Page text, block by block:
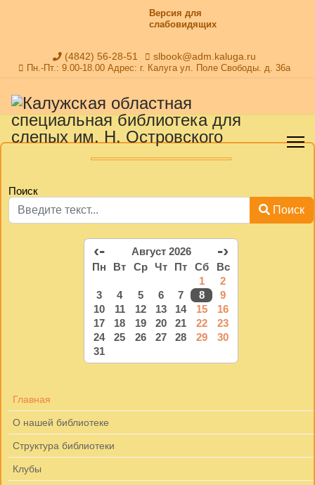
Версия для
слабовидящих
(4842) 56-28-51 slbook@adm.kaluga.ru
Пн.-Пт.: 9.00-18.00 Адрес: г. Калуга ул. Поле Свободы. д. 36а
Поиск
Поиск
‹- Август 2026 -›
Пн Вт Ср Чт Пт Сб
Вс
1
2
3
4 5 6 7 8
9
10
11 12 13 14 15
16
17
18 19 20 21 22
23
24
25 26 27 28 29
30
31
Главная
О нашей библиотеке
Структура библиотеки
Клубы